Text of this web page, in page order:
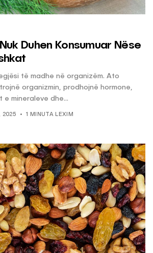
Duhen Konsumuar Nëse
të madhe në organizëm. Ato
organizmin, prodhojnë hormone,
e mineraleve dhe...
2025 1 MINUTA LEXIM